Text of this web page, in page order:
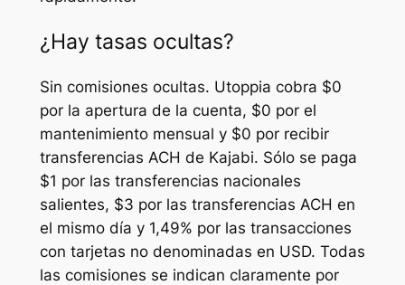
¿Hay tasas ocultas?
Sin comisiones ocultas. Utoppia cobra $0
por la apertura de la cuenta, $0 por el
mantenimiento mensual y $0 por recibir
transferencias ACH de Kajabi. Sólo se paga
$1 por las transferencias nacionales
salientes, $3 por las transferencias ACH en
el mismo día y 1,49% por las transacciones
con tarjetas no denominadas en USD. Todas
las comisiones se indican claramente por